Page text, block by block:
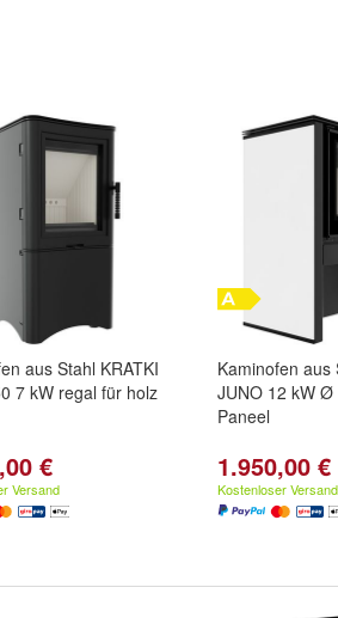
aus Stahl KRATKI
7 kW regal für holz
€
Versand
Kaminofen aus
JUNO 12 kW
Paneel
1.950,00 €
Kostenloser Versand